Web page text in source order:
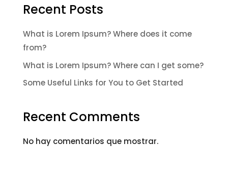
Recent Posts
What is Lorem Ipsum? Where does it come
from?
What is Lorem Ipsum? Where can I get some?
Some Useful Links for You to Get Started
Recent Comments
No hay comentarios que mostrar.